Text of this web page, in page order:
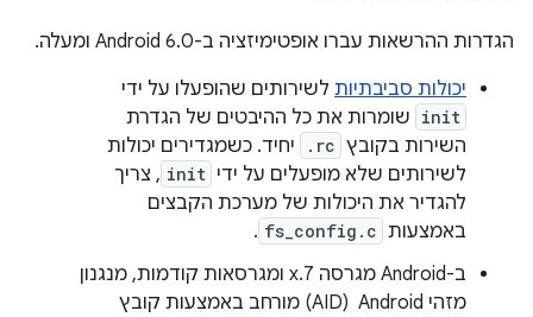
הגדרות ההרשאות עברו אופטימיזציה ב-Android 6.0 ומעלה.
יכולות סביבתיות לשירותים שהופעלו על ידי
init שומרות את כל ההיבטים של הגדרת
השירות בקובץ .rc
יחיד. כשמגדירים יכולות
לשירותים שלא מופעלים על ידי init , צריך
להגדיר את היכולות של מערכת הקבצים
באמצעות fs_config.c
.
ב-Android מגרסה 7.x ומגרסאות קודמות, מנגנון
מזהי Android ‏ (AID) מורחב באמצעות קובץ